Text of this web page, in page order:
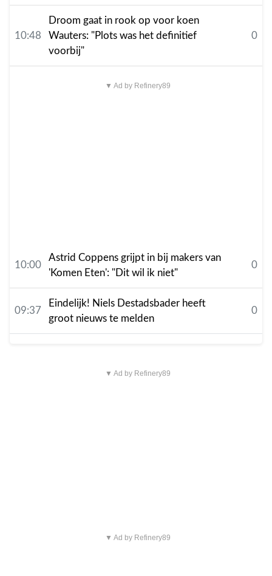
10:48
Droom gaat in rook op voor koen
Wauters: "Plots was het definitief
voorbij"
0
▼ Ad by Refinery89
10:00
Astrid Coppens grijpt in bij makers van
'Komen Eten': "Dit wil ik niet"
0
09:37
Eindelijk! Niels Destadsbader heeft
groot nieuws te melden
0
▼ Ad by Refinery89
▼ Ad by Refinery89